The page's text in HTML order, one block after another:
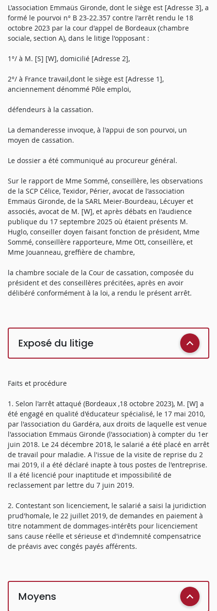
L'association Emmaüs Gironde, dont le siège est [Adresse 3], a
formé le pourvoi n° B 23-22.357 contre l'arrêt rendu le 18
octobre 2023 par la cour d'appel de Bordeaux (chambre
sociale, section A), dans le litige l'opposant :
1°/ à M. [S] [W], domicilié [Adresse 2],
2°/ à France travail,dont le siège est [Adresse 1],
anciennement dénommé Pôle emploi,
défendeurs à la cassation.
La demanderesse invoque, à l'appui de son pourvoi, un
moyen de cassation.
Le dossier a été communiqué au procureur général.
Sur le rapport de Mme Sommé, conseillère, les observations
de la SCP Célice, Texidor, Périer, avocat de l'association
Emmaüs Gironde, de la SARL Meier-Bourdeau, Lécuyer et
associés, avocat de M. [W], et après débats en l'audience
publique du 17 septembre 2025 où étaient présents M.
Huglo, conseiller doyen faisant fonction de président, Mme
Sommé, conseillère rapporteure, Mme Ott, conseillère, et
Mme Jouanneau, greffière de chambre,
la chambre sociale de la Cour de cassation, composée du
président et des conseillères précitées, après en avoir
délibéré conformément à la loi, a rendu le présent arrêt.
Exposé du litige
Faits et procédure
1. Selon l'arrêt attaqué (Bordeaux ,18 octobre 2023), M. [W] a
été engagé en qualité d'éducateur spécialisé, le 17 mai 2010,
par l'association du Gardéra, aux droits de laquelle est venue
l'association Emmaüs Gironde (l'association) à compter du 1er
juin 2018. Le 24 décembre 2018, le salarié a été placé en arrêt
de travail pour maladie. A l'issue de la visite de reprise du 2
mai 2019, il a été déclaré inapte à tous postes de l'entreprise.
Il a été licencié pour inaptitude et impossibilité de
reclassement par lettre du 7 juin 2019.
2. Contestant son licenciement, le salarié a saisi la juridiction
prud'homale, le 22 juillet 2019, de demandes en paiement à
titre notamment de dommages-intérêts pour licenciement
sans cause réelle et sérieuse et d'indemnité compensatrice
de préavis avec congés payés afférents.
Moyens